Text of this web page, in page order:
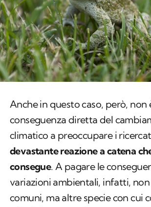
Anche in questo caso, però, non
conseguenza diretta del
climatico a preoccupare i
devastante reazione a catena
consegue. A pagare le
variazioni ambientali, infatti,
comuni, ma altre specie con cui